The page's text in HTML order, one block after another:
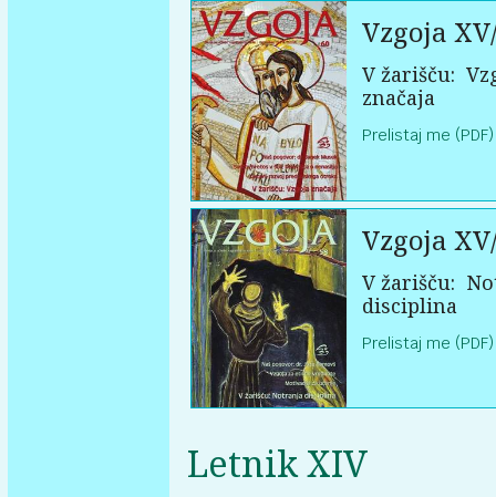
Vzgoja
V žarišču:
značaja
Prelistaj me (PDF)
Vzgoja
V žarišču:
disciplina
Prelistaj me (PDF)
Letnik XIV